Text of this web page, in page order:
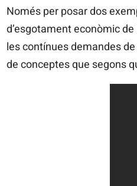
Només per posar dos
d’esgotament econòmic
les contínues demandes
de conceptes que segons